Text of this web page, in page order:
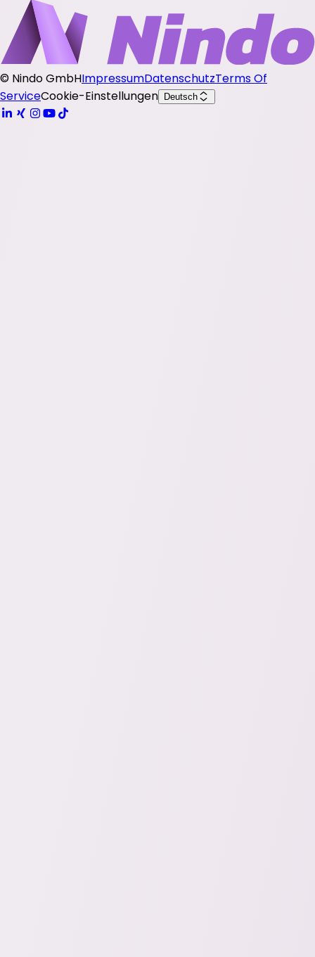
© Nindo GmbHImpressumDatenschutzTerms Of
ServiceCookie-Einstellungen Deutsch